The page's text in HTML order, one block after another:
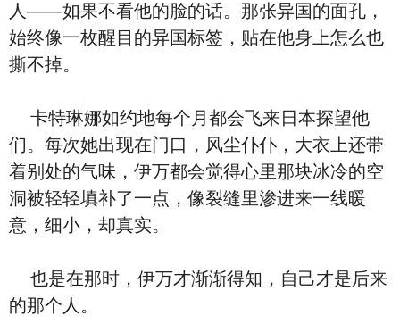
人——如果不看他的脸的话。那张异国的面孔，
始终像一枚醒目的异国标签，贴在他身上怎么也
撕不掉。
卡特琳娜如约地每个月都会飞来日本探望他
们。每次她出现在门口，风尘仆仆，大衣上还带
着别处的气味，伊万都会觉得心里那块冰冷的空
洞被轻轻填补了一点，像裂缝里渗进来一线暖
意，细小，却真实。
也是在那时，伊万才渐渐得知，自己才是后来
的那个人。